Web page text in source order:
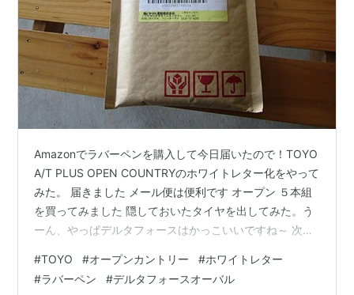
Amazonでラバーペンを購入して今日届いたので！TOYO
A/T PLUS OPEN COUNTRYのホワイトレター化をやって
みた。 届きました メール便は便利です オープン ５本組
を買ってみました 隠しておいたタイヤを出してみた。う
ーん、やっぱデルタフォースはかっこいいですね～ 次は
ンで塗っていきます はみ出してしまいますｗ とりあえず
一本塗ってみました 塗るのに結構時間がかかりま
#TOYO #オープンカントリー #ホワイトレター
#ラバーペン #デルタフォースオーバル